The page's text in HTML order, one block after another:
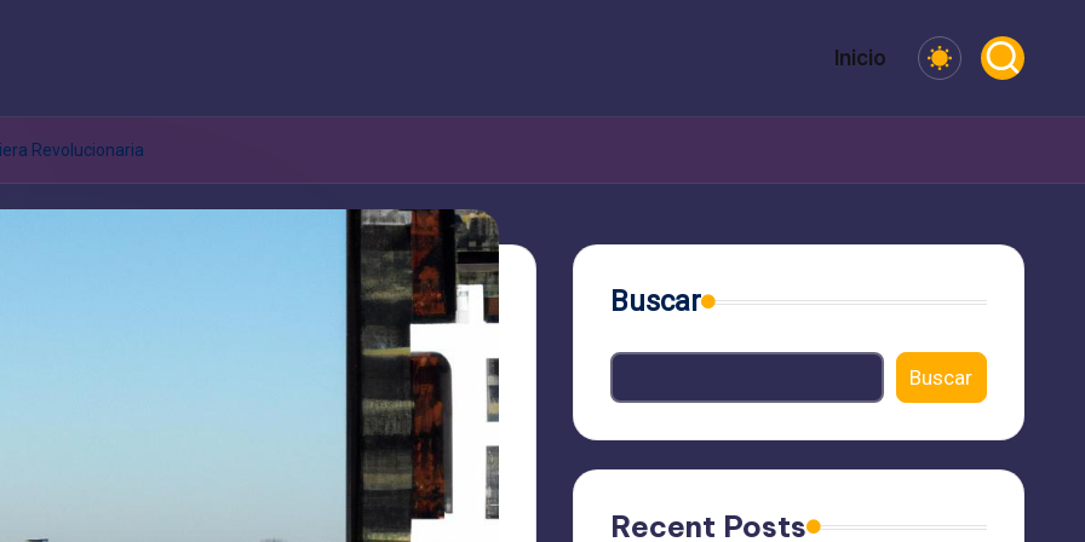
Inicio
Revolucionaria
Buscar
Buscar
Recent Posts